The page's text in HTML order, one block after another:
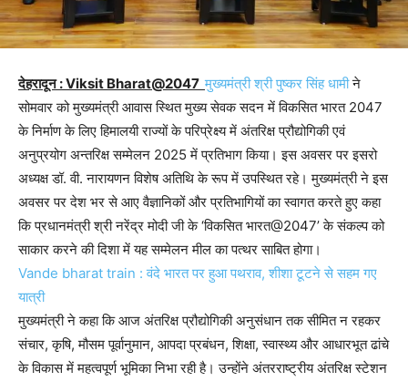
देहरादून : Viksit Bharat@2047मुख्यमंत्री श्री पुष्कर सिंह धामीने
सोमवार को मुख्यमंत्री आवास स्थित मुख्य सेवक सदन में विकसित भारत 2047
के निर्माण के लिए हिमालयी राज्यों के परिप्रेक्ष्य में अंतरिक्ष प्रौद्योगिकी एवं
अनुप्रयोग अन्तरिक्ष सम्मेलन 2025 में प्रतिभाग किया। इस अवसर पर इसरो
अध्यक्ष डॉ. वी. नारायणन विशेष अतिथि के रूप में उपस्थित रहे। मुख्यमंत्री ने इस
अवसर पर देश भर से आए वैज्ञानिकों और प्रतिभागियों का स्वागत करते हुए कहा
कि प्रधानमंत्री श्री नरेंद्र मोदी जी के ‘विकसित भारत@2047’ के संकल्प को
साकार करने की दिशा में यह सम्मेलन मील का पत्थर साबित होगा।
Vande bharat train : वंदे भारत पर हुआ पथराव, शीशा टूटने से सहम गए
यात्री
मुख्यमंत्री ने कहा कि आज अंतरिक्ष प्रौद्योगिकी अनुसंधान तक सीमित न रहकर
संचार, कृषि, मौसम पूर्वानुमान, आपदा प्रबंधन, शिक्षा, स्वास्थ्य और आधारभूत ढांचे
के विकास में महत्वपूर्ण भूमिका निभा रही है। उन्होंने अंतरराष्ट्रीय अंतरिक्ष स्टेशन